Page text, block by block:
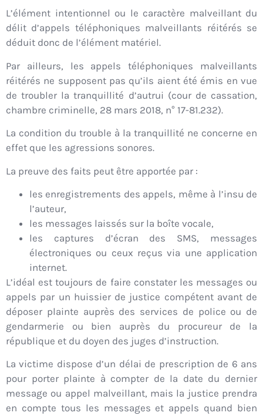
L’élément intentionnel ou le caractère malveillant du
délit d’appels téléphoniques malveillants réitérés se
déduit donc de l’élément matériel.
Par ailleurs, les appels téléphoniques malveillants
réitérés ne supposent pas qu’ils aient été émis en vue
de troubler la tranquillité d’autrui (cour de cassation,
chambre criminelle, 28 mars 2018, n° 17-81.232).
La condition du trouble à la tranquillité ne concerne en
effet que les agressions sonores.
La preuve des faits peut être apportée par :
les enregistrements des appels, même à l’insu de
l’auteur,
les messages laissés sur la boîte vocale,
les captures d’écran des SMS, messages
électroniques ou ceux reçus via une application
internet.
L’idéal est toujours de faire constater les messages ou
appels par un huissier de justice compétent avant de
déposer plainte auprès des services de police ou de
gendarmerie ou bien auprès du procureur de la
république et du doyen des juges d’instruction.
La victime dispose d’un délai de prescription de 6 ans
pour porter plainte à compter de la date du dernier
message ou appel malveillant, mais la justice prendra
en compte tous les messages et appels quand bien